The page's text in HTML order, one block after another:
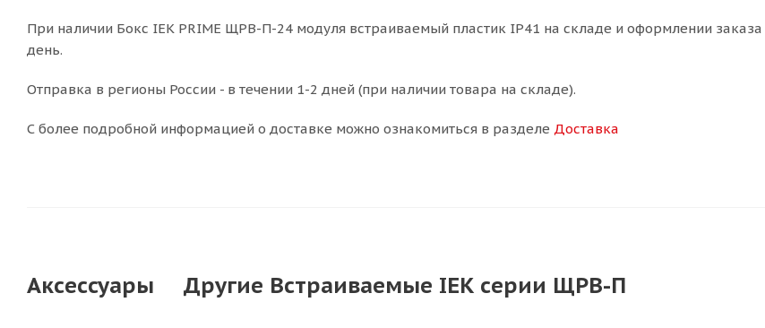
При наличии Бокс IEK PRIME ЩРВ-П-24 модуля встраиваемый пластик IP41 на складе и оформлении
день.
Отправка в регионы России - в течении 1-2 дней (при наличии товара на складе).
С более подробной информацией о доставке можно ознакомиться в разделе Доставка
Аксессуары Другие Встраиваемые IEK серии ЩРВ-П